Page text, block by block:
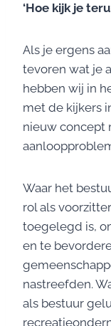
‘Hoe kijk je
Als je ergens
tevoren wat je
hebben wij in
met de kijkers
nieuw concept
Waar het
rol als
toegelegd is,
en te
nastreefden.
als bestuur